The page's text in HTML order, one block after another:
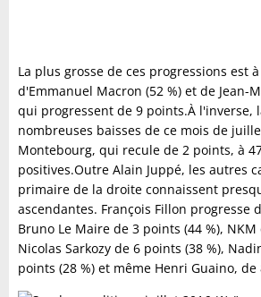
La plus grosse de ces progressions est
d'Emmanuel Macron (52 %) et de Jean-
qui progressent de 9 points.À l'inverse,
nombreuses baisses de ce mois de
Montebourg, qui recule de 2 points, à
positives.Outre Alain Juppé, les autres
primaire de la droite connaissent
ascendantes. François Fillon progresse
Bruno Le Maire de 3 points (44 %), NKM
Nicolas Sarkozy de 6 points (38 %),
points (28 %) et même Henri Guaino, de